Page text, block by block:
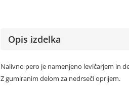
Opis izdelka
Nalivno pero je namenjeno levičarjem in
Z gumiranim delom za nedrseči oprijem.